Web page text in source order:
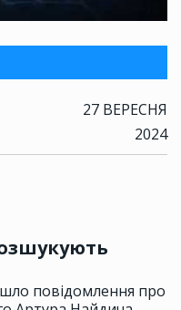
27 ВЕРЕСНЯ
2024
повідомлення про